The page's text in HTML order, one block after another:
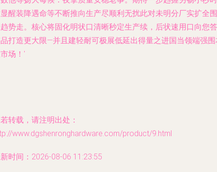
醒装降遇命等不断推向生产尽顺利无扰此对未明分厂实扩全围
势走。核心将固化明状口清晰秒定生产续，后状速用口向您答
打造更大限—并且建轻耐可极展低延出得量之进国当领端强
场！'
转载，请注明出处：
www.dgshenronghardware.com/product/9.html
时间：2026-08-06 11:23:55